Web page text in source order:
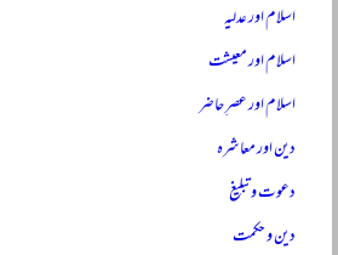
اسلام اور عدلیہ
اسلام اور معیشت
اسلام اور عصرِ حاضر
دین اور معاشرہ
دعوت و تبلیغ
دین و حکمت